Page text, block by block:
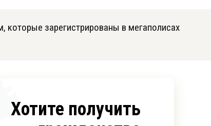
которые зарегистрированы в мегаполисах
Хотите получить